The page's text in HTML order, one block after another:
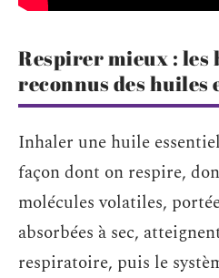
Respirer mieux : les
reconnus des huiles
Inhaler une huile
façon dont on respire,
molécules volatiles,
absorbées à sec,
respiratoire, puis le